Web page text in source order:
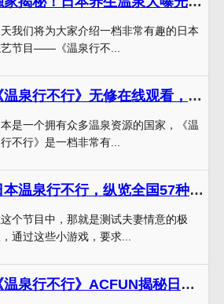
我们将为大家介绍一档非常有趣的日本
节目——《温泉行不...
《温泉行不行》无修在线观看，分享日本各大温泉酒店的配套服务
本是一个拥有众多温泉资源的国家，《温
不行》是一档非常有...
日本温泉行不行，纵览全国57种温泉，测试夫妻情意的极限
个节目中，那就是测试夫妻情意的极
通过这些小游戏，要求...
《温泉行不行》ACFUN揭秘日本全国温泉乐趣无穷